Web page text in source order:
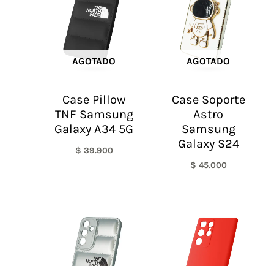
AGOTADO
Case Pillow
TNF Samsung
Galaxy A34 5G
$ 39.900
AGOTADO
Case Soporte
Astro
Samsung
Galaxy S24
$ 45.000